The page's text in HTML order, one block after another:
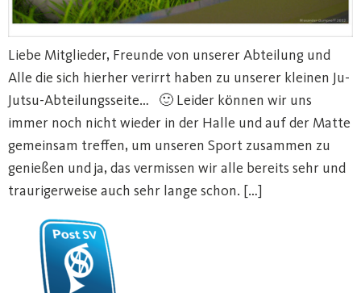
Liebe Mitglieder, Freunde von unserer Abteilung und
Alle die sich hierher verirrt haben zu unserer kleinen Ju-
Jutsu-Abteilungsseite… 🙂 Leider können wir uns
immer noch nicht wieder in der Halle und auf der Matte
gemeinsam treffen, um unseren Sport zusammen zu
genießen und ja, das vermissen wir alle bereits sehr und
traurigerweise auch sehr lange schon. […]